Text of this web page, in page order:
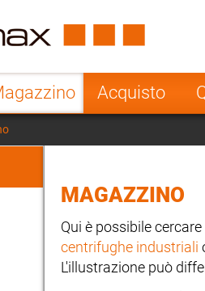
Acquisto
Italy
Portugal
MAGAZZINO
Qui è possibile
centrifughe industriali
L'illustrazione può